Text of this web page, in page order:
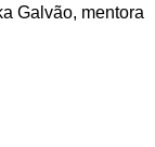
Galvão, mentora